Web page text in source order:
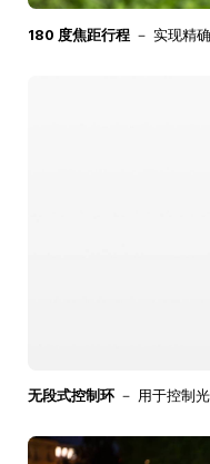
180 度焦距行程 － 实现精
无段式控制环 － 用于控制